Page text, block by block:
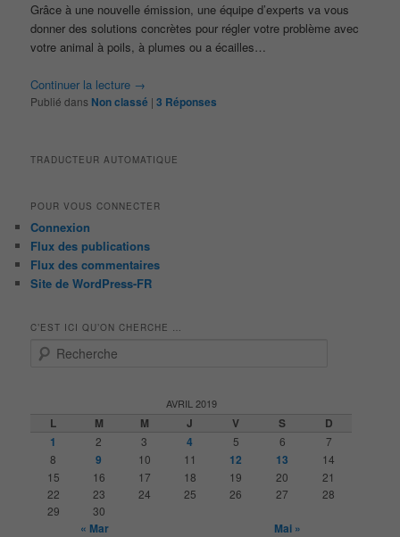
Grâce à une nouvelle émission, une équipe d’experts va vous
donner des solutions concrètes pour régler votre problème avec
votre animal à poils, à plumes ou a écailles…
Continuer la lecture →
Publié dans Non classé |3 Réponses
TRADUCTEUR AUTOMATIQUE
POUR VOUS CONNECTER
Connexion
Flux des publications
Flux des commentaires
Site de WordPress-FR
C’EST ICI QU’ON CHERCHE …
AVRIL 2019
L M M J V S
D
1
2 3 4 5 6
7
8
9 10 11 12 13
14
15
16 17 18 19 20
21
22
23 24 25 26 27
28
29
30
« Mar Mai »